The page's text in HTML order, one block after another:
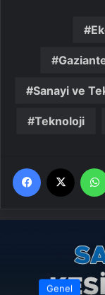
Sanayi ve
Teknoloji
Facebook
Genel